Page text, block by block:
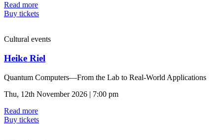
Read more
Buy tickets
Cultural events
Heike Riel
Quantum Computers—From the Lab to Real-World Applications
Thu, 12th November 2026 | 7:00 pm
Read more
Buy tickets